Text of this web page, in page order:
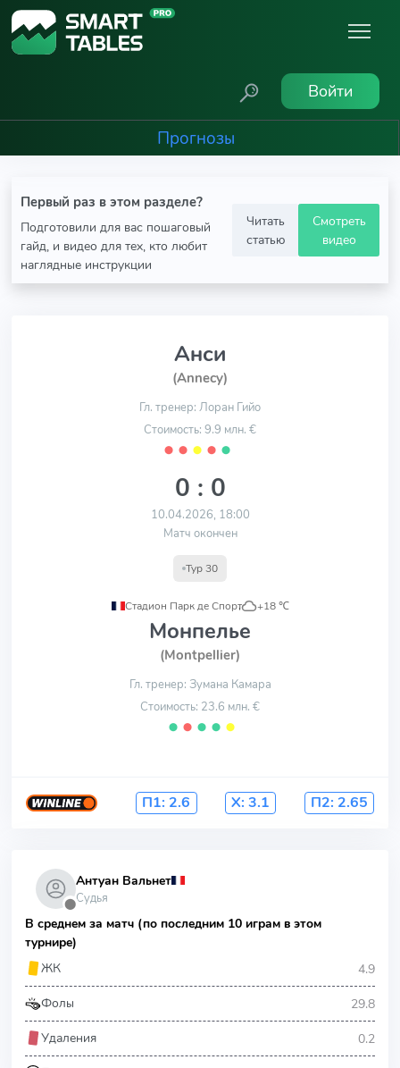
Войти
Прогнозы
Первый раз в этом разделе?
Подготовили для вас пошаговый
гайд, и видео для тех, кто любит
наглядные инструкции
Читать
статью
Смотреть
видео
Анси
(Annecy)
Гл. тренер: Лоран Гийо
Стоимость: 9.9 млн. €
⬤ ⬤ ⬤ ⬤ ⬤
0 : 0
10.04.2026, 18:00
Матч окончен
Тур 30
Стадион Парк де Спорт
, +18 ℃
Монпелье
(Montpellier)
Гл. тренер: Зумана Камара
Стоимость: 23.6 млн. €
⬤ ⬤ ⬤ ⬤ ⬤
П1: 2.6 Х: 3.1 П2: 2.65
⬤
Антуан Вальнет
Судья
В среднем за матч (по последним 10 играм в этом
турнире)
ЖК
4.9
Фолы 29.8
Удаления 0.2